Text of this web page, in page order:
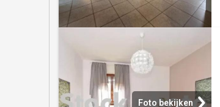
Foto bekijken